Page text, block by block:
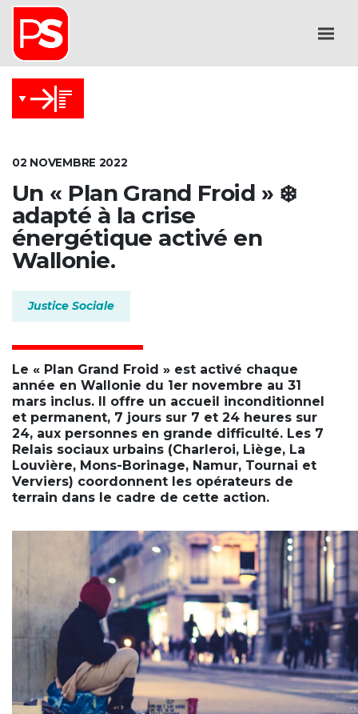
02 NOVEMBRE 2022
Un « Plan Grand Froid » ❄️
adapté à la crise
énergétique activé en
Wallonie.
Justice Sociale
Le « Plan Grand Froid » est activé chaque
année en Wallonie du 1er novembre au 31
mars inclus. Il offre un accueil inconditionnel
et permanent, 7 jours sur 7 et 24 heures sur
24, aux personnes en grande difficulté. Les 7
Relais sociaux urbains (Charleroi, Liège, La
Louvière, Mons-Borinage, Namur, Tournai et
Verviers) coordonnent les opérateurs de
terrain dans le cadre de cette action.